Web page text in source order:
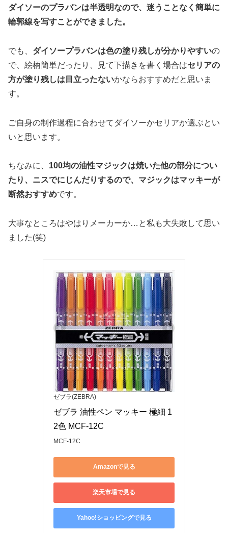
ダイソーのプラバンは半透明なので、迷うことなく簡単に
輪郭線を写すことができました。
でも、 ダイソープラバンは色の塗り残しが分かりやすいの
で、絵柄簡単だったり、見て下描きを書く場合はセリアの
方が塗り残しは目立ったないかならおすすめだと思いま
す。
ご自身の制作過程に合わせてダイソーかセリアか選ぶとい
いと思います。
ちなみに、 100均の油性マジックは焼いた他の部分につい
たり、ニスでにじんだりするので、マジックはマッキーが
断然おすすめです。
大事なところはやはりメーカーか…と私も大失敗して思い
ました(笑)
ゼブラ(ZEBRA)
ゼブラ 油性ペン マッキー 極細 1
2色 MCF-12C
MCF-12C
Amazonで見る
楽天市場で見る
Yahoo!ショッピングで見る